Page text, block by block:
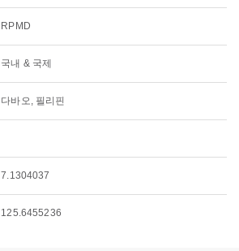
RPMD
국내 & 국제
다바오, 필리핀
7.1304037
125.6455236